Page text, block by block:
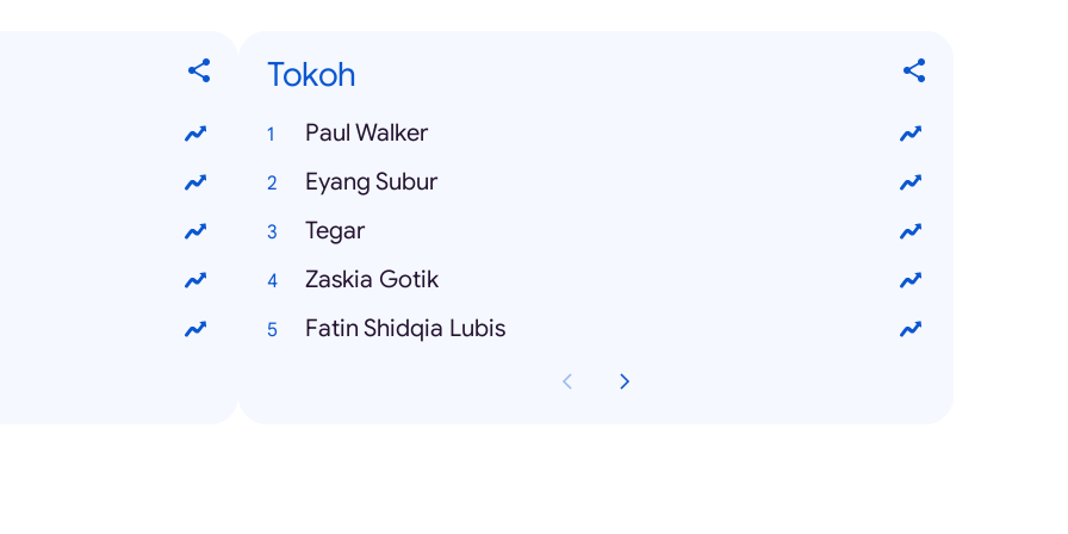
Tokoh
Paul Walker
Eyang Subur
Tegar
Zaskia Gotik
Fatin Shidqia Lubis